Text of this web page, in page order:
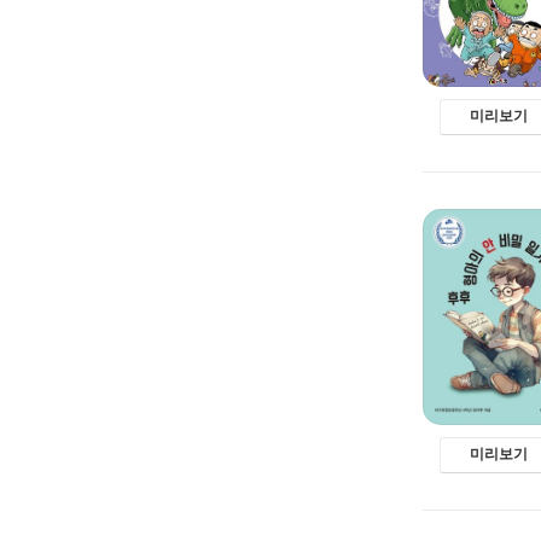
미리보기
미리보기